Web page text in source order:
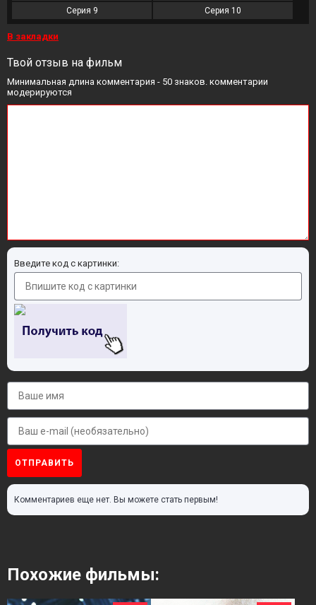
Серия 9
Серия 10
В закладки
Твой отзыв на фильм
Минимальная длина комментария - 50 знаков. комментарии
модерируются
Введите код с картинки:
ОТПРАВИТЬ
Комментариев еще нет. Вы можете стать первым!
Похожие фильмы: